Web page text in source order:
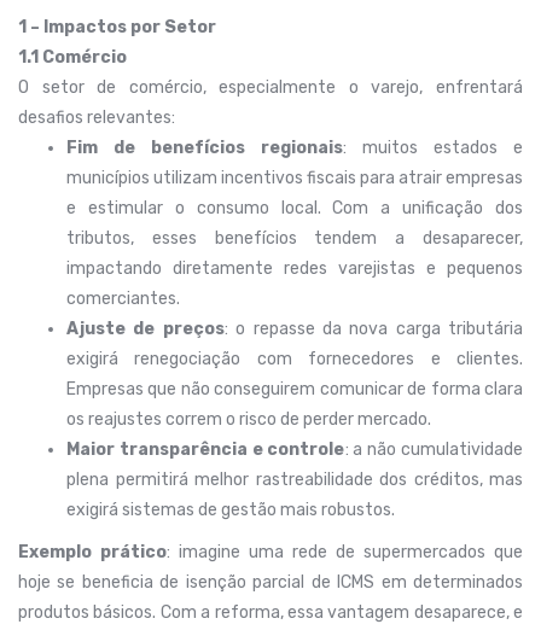
1 – Impactos por Setor
1.1 Comércio
O setor de comércio, especialmente o varejo, enfrentará
desafios relevantes:
Fim de benefícios regionais: muitos estados e
municípios utilizam incentivos fiscais para atrair empresas
e estimular o consumo local. Com a unificação dos
tributos, esses benefícios tendem a desaparecer,
impactando diretamente redes varejistas e pequenos
comerciantes.
Ajuste de preços: o repasse da nova carga tributária
exigirá renegociação com fornecedores e clientes.
Empresas que não conseguirem comunicar de forma clara
os reajustes correm o risco de perder mercado.
Maior transparência e controle: a não cumulatividade
plena permitirá melhor rastreabilidade dos créditos, mas
exigirá sistemas de gestão mais robustos.
Exemplo prático: imagine uma rede de supermercados que
hoje se beneficia de isenção parcial de ICMS em determinados
produtos básicos. Com a reforma, essa vantagem desaparece, e